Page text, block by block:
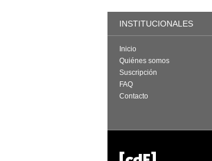
INSTITUCIONALES
Inicio
Quiénes somos
Suscripción
FAQ
Contacto